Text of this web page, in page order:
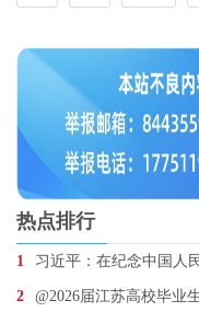
热点排行
1 习近平：在纪念中国人
2 @2026届江苏高校毕业